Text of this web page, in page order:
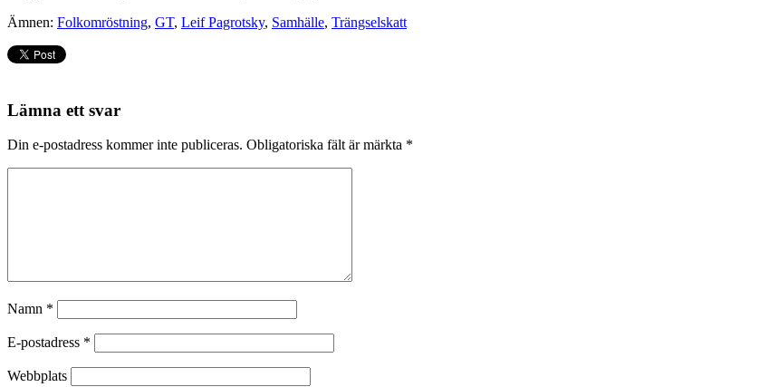
Ämnen: Folkomröstning, GT, Leif Pagrotsky, Samhälle, Trängselskatt
Lämna ett svar
Din e-postadress kommer inte publiceras. Obligatoriska fält är märkta *
Namn *
E-postadress *
Webbplats